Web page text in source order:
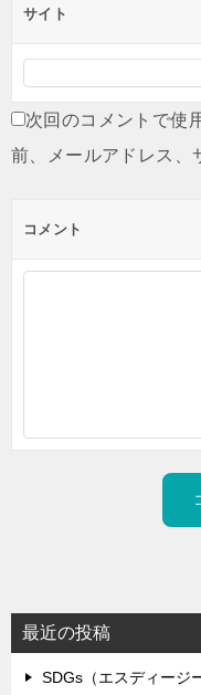
サイト
次回のコメントで使
前、メールアドレス、
コメント
最近の投稿
SDGs（エスディージ